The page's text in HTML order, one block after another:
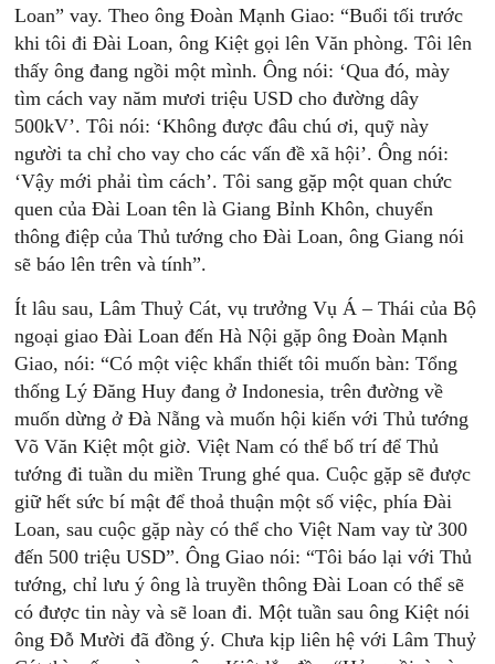
Loan” vay. Theo ông Đoàn Mạnh Giao: “Buổi tối trước
khi tôi đi Đài Loan, ông Kiệt gọi lên Văn phòng. Tôi lên
thấy ông đang ngồi một mình. Ông nói: ‘Qua đó, mày
tìm cách vay năm mươi triệu USD cho đường dây
500kV’. Tôi nói: ‘Không được đâu chú ơi, quỹ này
người ta chỉ cho vay cho các vấn đề xã hội’. Ông nói:
‘Vậy mới phải tìm cách’. Tôi sang gặp một quan chức
quen của Đài Loan tên là Giang Bỉnh Khôn, chuyển
thông điệp của Thủ tướng cho Đài Loan, ông Giang nói
sẽ báo lên trên và tính”.
Ít lâu sau, Lâm Thuỷ Cát, vụ trưởng Vụ Á – Thái của Bộ
ngoại giao Đài Loan đến Hà Nội gặp ông Đoàn Mạnh
Giao, nói: “Có một việc khẩn thiết tôi muốn bàn: Tổng
thống Lý Đăng Huy đang ở Indonesia, trên đường về
muốn dừng ở Đà Nẵng và muốn hội kiến với Thủ tướng
Võ Văn Kiệt một giờ. Việt Nam có thể bố trí để Thủ
tướng đi tuần du miền Trung ghé qua. Cuộc gặp sẽ được
giữ hết sức bí mật để thoả thuận một số việc, phía Đài
Loan, sau cuộc gặp này có thể cho Việt Nam vay từ 300
đến 500 triệu USD”. Ông Giao nói: “Tôi báo lại với Thủ
tướng, chỉ lưu ý ông là truyền thông Đài Loan có thể sẽ
có được tin này và sẽ loan đi. Một tuần sau ông Kiệt nói
ông Đỗ Mười đã đồng ý. Chưa kịp liên hệ với Lâm Thuỷ